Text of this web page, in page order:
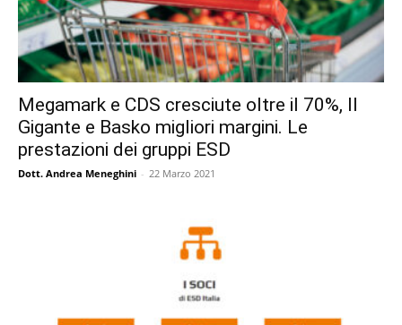
Megamark e CDS cresciute oltre il 70%, Il
Gigante e Basko migliori margini. Le
prestazioni dei gruppi ESD
Dott. Andrea Meneghini - 22 Marzo 2021